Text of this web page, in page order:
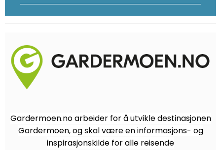
Gardermoen.no arbeider for å utvikle destinasjonen
Gardermoen, og skal være en informasjons- og
inspirasjonskilde for alle reisende